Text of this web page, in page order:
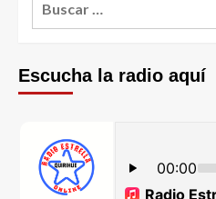
Escucha la radio aquí